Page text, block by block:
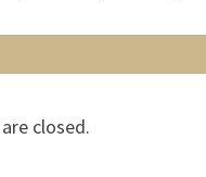
closed.